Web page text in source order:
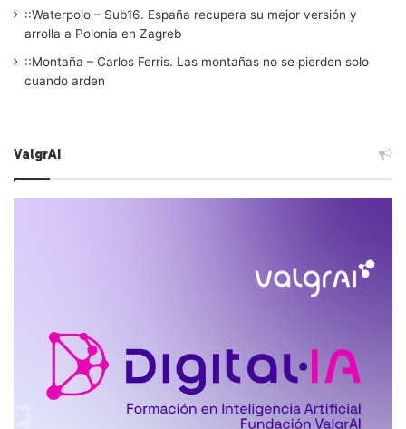
::Waterpolo – Sub16. España recupera su mejor versión y
arrolla a Polonia en Zagreb
::Montaña – Carlos Ferris. Las montañas no se pierden solo
cuando arden
ValgrAI